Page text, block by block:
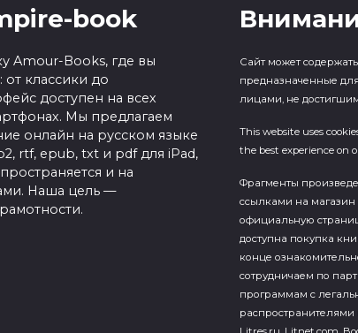
book
Amour-Books, где вы
классики до
доступен на всех
Мы предлагаем
онлайн на русском языке
rtf, epub, txt и pdf для iPad,
и на
Наша цель —
Сайт может
предназначенные
лицами, не
This website uses
the best experience on
Фрагменты
ссылками на магазин
официальную
доступна покупка
конце
сотрудничаем по
программам с
распространителями